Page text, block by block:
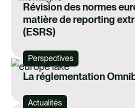
Révision des normes
matière de reporting
(ESRS)
Perspectives
La réglementation
Actualités